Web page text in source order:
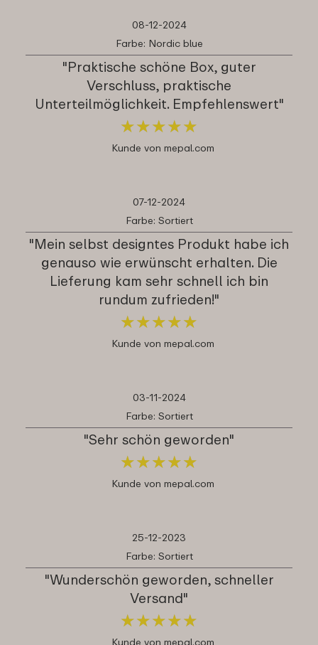
08-12-2024
Farbe: Nordic blue
"Praktische schöne Box, guter
Verschluss, praktische
Unterteilmöglichkeit. Empfehlenswert"
★★★★★
★★★★★
Kunde von mepal.com
07-12-2024
Farbe: Sortiert
"Mein selbst designtes Produkt habe ich
genauso wie erwünscht erhalten. Die
Lieferung kam sehr schnell ich bin
rundum zufrieden!"
★★★★★
★★★★★
Kunde von mepal.com
03-11-2024
Farbe: Sortiert
"Sehr schön geworden"
★★★★★
★★★★★
Kunde von mepal.com
25-12-2023
Farbe: Sortiert
"Wunderschön geworden, schneller
Versand"
★★★★★
★★★★★
Kunde von mepal.com